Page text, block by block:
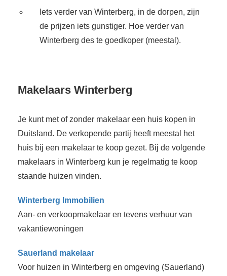
Iets verder van Winterberg, in de dorpen, zijn
de prijzen iets gunstiger. Hoe verder van
Winterberg des te goedkoper (meestal).
Makelaars Winterberg
Je kunt met of zonder makelaar een huis kopen in
Duitsland. De verkopende partij heeft meestal het
huis bij een makelaar te koop gezet. Bij de volgende
makelaars in Winterberg kun je regelmatig te koop
staande huizen vinden.
Winterberg Immobilien
Aan- en verkoopmakelaar en tevens verhuur van
vakantiewoningen
Sauerland makelaar
Voor huizen in Winterberg en omgeving (Sauerland)